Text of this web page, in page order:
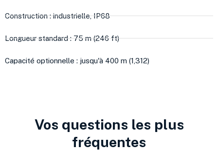
Construction : industrielle, IP68
Longueur standard : 75 m (246 ft)
Capacité optionnelle : jusqu'à 400 m (1,312)
Vos questions les plus
fréquentes